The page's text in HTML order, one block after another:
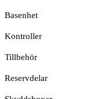
Basenhet
Kontroller
Tillbehör
Reservdelar